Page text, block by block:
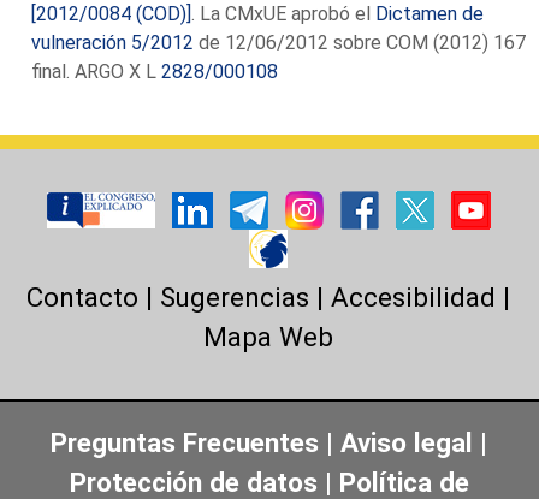
[2012/0084 (COD)] . La CMxUE aprobó el Dictamen de
vulneración 5/2012 de 12/06/2012 sobre COM (2012) 167
final. ARGO X L2828/000108
Contacto | Sugerencias |Accesibilidad |
Mapa Web
Preguntas Frecuentes | Aviso legal |
Protección de datos | Política de